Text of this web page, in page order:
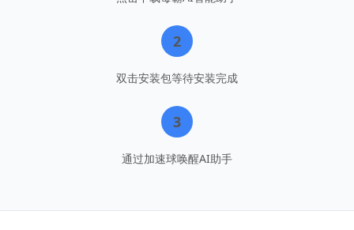
2
双击安装包等待安装完成
3
通过加速球唤醒AI助手